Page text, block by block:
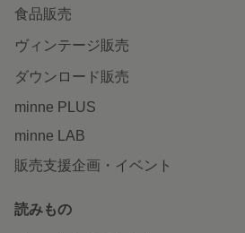
食品販売
ヴィンテージ販売
ダウンロード販売
minne PLUS
minne LAB
販売支援企画・イベント
読みもの